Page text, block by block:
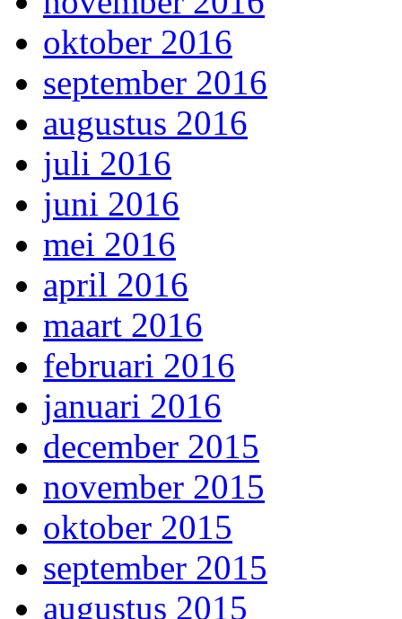
oktober 2016
september 2016
augustus 2016
juli 2016
juni 2016
mei 2016
april 2016
maart 2016
februari 2016
januari 2016
december 2015
november 2015
oktober 2015
september 2015
augustus 2015